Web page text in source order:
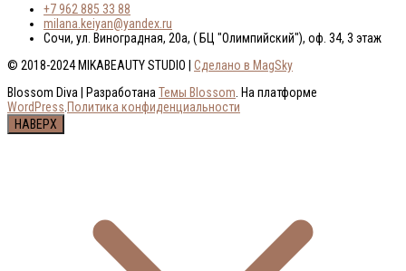
+7 962 885 33 88
milana.keiyan@yandex.ru
Сочи, ул. Виноградная, 20а, ( БЦ "Олимпийский"), оф. 34, 3 этаж
© 2018-2024 MIKABEAUTY STUDIO | Сделано в MagSky
Blossom Diva | Разработана Темы Blossom . На платформе
WordPress Политика конфиденциальности
НАВЕРХ